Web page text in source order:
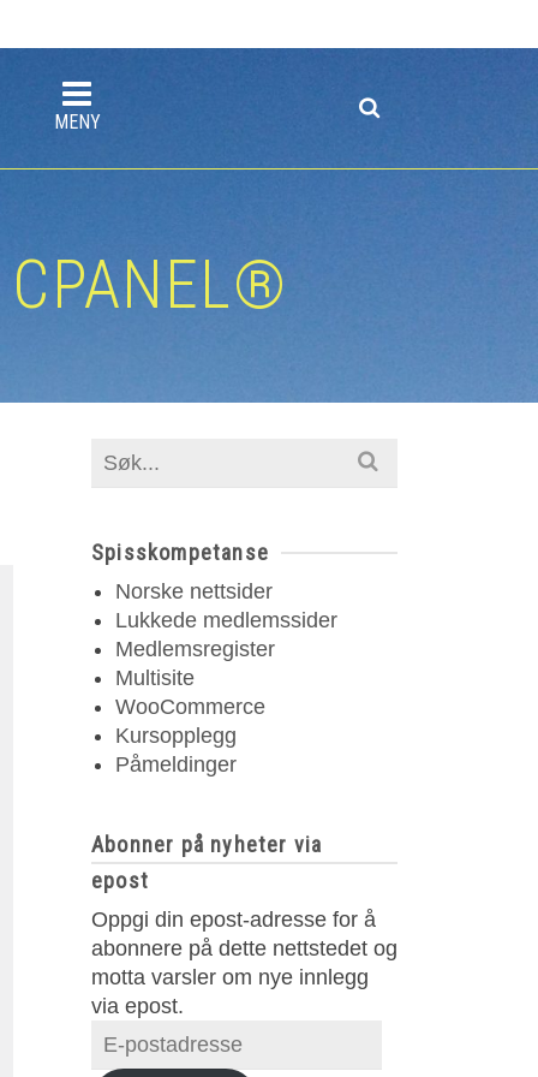
MENY
CPANEL®
Search
Spisskompetanse
Norske nettsider
Lukkede medlemssider
Medlemsregister
Multisite
WooCommerce
Kursopplegg
Påmeldinger
Abonner på nyheter via
epost
Oppgi din epost-adresse for å
abonnere på dette nettstedet og
motta varsler om nye innlegg
via epost.
E-
postadresse